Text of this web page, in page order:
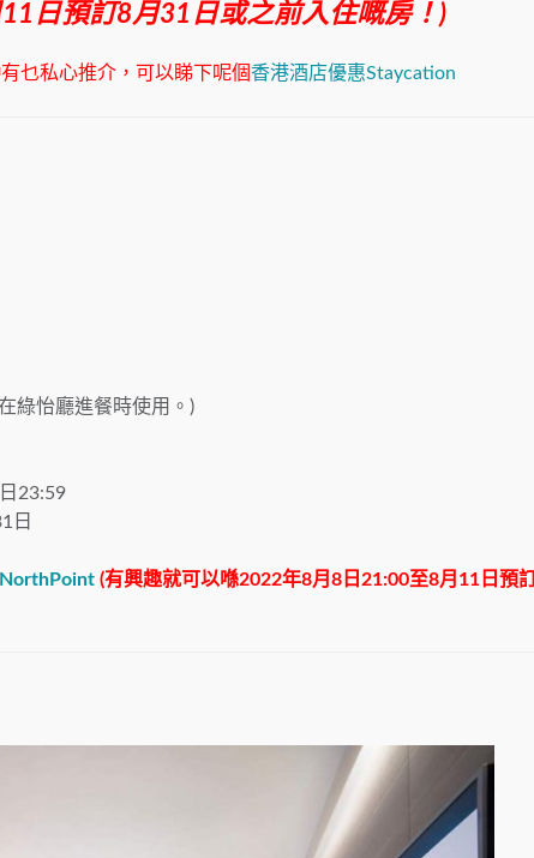
日預訂8月31日或之前入住嘅房！)
乜私心推介，可以睇下呢個香港酒店優惠Staycation
綠怡廳進餐時使用。)
23:59
日
(有興趣就可以喺2022年8月8日21:00至8月11日預訂